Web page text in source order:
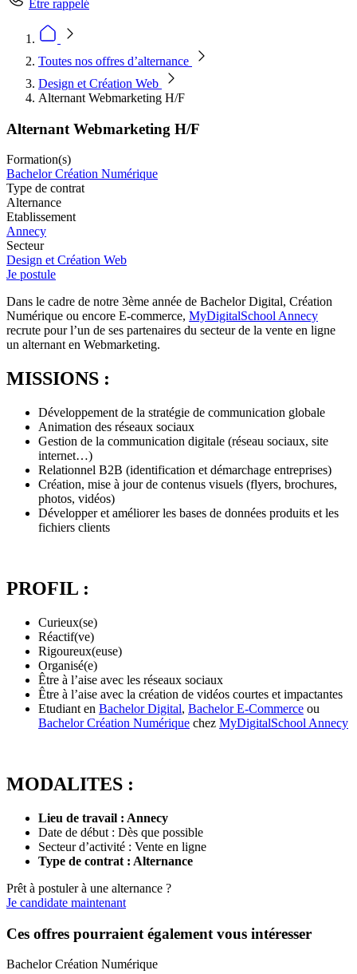
Être rappelé
Toutes nos offres d’alternance
Design et Création Web
Alternant Webmarketing H/F
Alternant Webmarketing H/F
Formation(s)
Bachelor Création Numérique
Type de contrat
Alternance
Etablissement
Annecy
Secteur
Design et Création Web
Je postule
Dans le cadre de notre 3ème année de Bachelor Digital, Création
Numérique ou encore E-commerce, MyDigitalSchool Annecy
recrute pour l’un de ses partenaires du secteur de la vente en ligne
un alternant en Webmarketing.
MISSIONS :
Développement de la stratégie de communication globale
Animation des réseaux sociaux
Gestion de la communication digitale (réseau sociaux, site
internet…)
Relationnel B2B (identification et démarchage entreprises)
Création, mise à jour de contenus visuels (flyers, brochures,
photos, vidéos)
Développer et améliorer les bases de données produits et les
fichiers clients
PROFIL :
Curieux(se)
Réactif(ve)
Rigoureux(euse)
Organisé(e)
Être à l’aise avec les réseaux sociaux
Être à l’aise avec la création de vidéos courtes et impactantes
Etudiant en Bachelor Digital, Bachelor E-Commerce ou
Bachelor Création Numérique chez MyDigitalSchool Annecy
MODALITES :
Lieu de travail : Annecy
Date de début : Dès que possible
Secteur d’activité : Vente en ligne
Type de contrat : Alternance
Prêt à postuler à une alternance ?
Je candidate maintenant
Ces offres pourraient également vous intéresser
Bachelor Création Numérique